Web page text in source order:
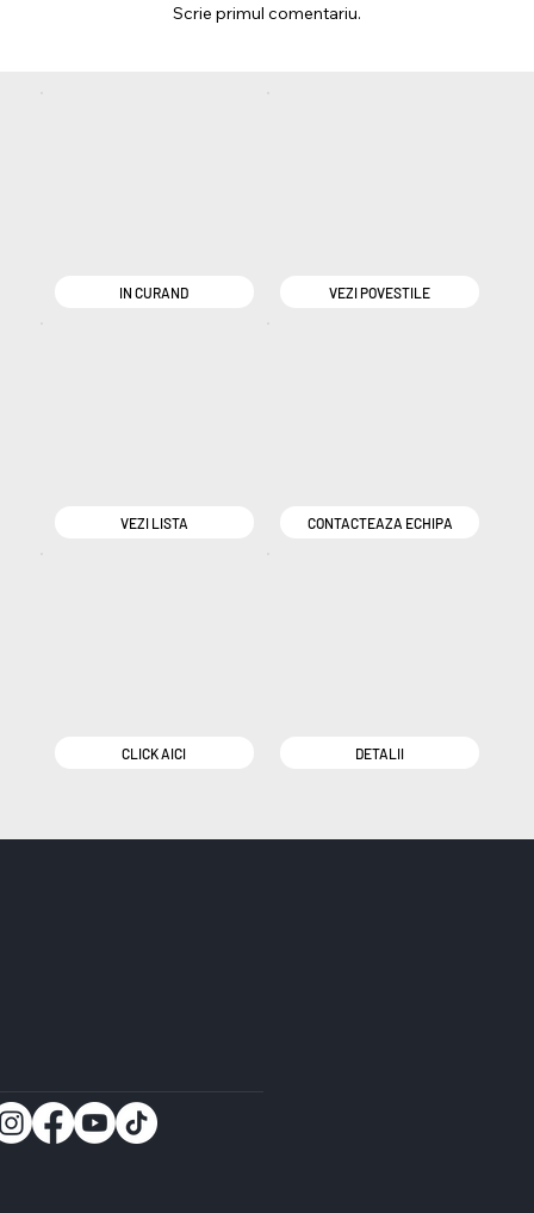
Scrie primul comentariu.
IN CURAND VEZI POVESTILE
VEZI LISTA CONTACTEAZA ECHIPA
CLICK AICI DETALII